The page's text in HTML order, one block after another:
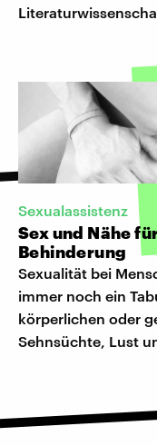
Sexualassistenz
Sex und Nähe
Behinderung
Sexualität bei
immer noch ein
körperlichen oder
Sehnsüchte, Lust